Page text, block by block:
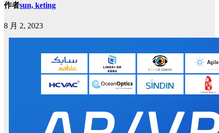
作者sun, keting
8 月 2, 2023